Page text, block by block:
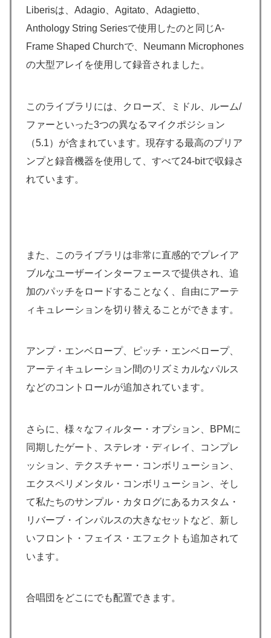
Liberisは、Adagio、Agitato、Adagietto、
Anthology String Seriesで使用したのと同じA-
Frame Shaped Churchで、Neumann Microphones
の大型アレイを使用して録音されました。
このライブラリには、クローズ、ミドル、ルーム/
ファーといった3つの異なるマイクポジション
（5.1）が含まれています。現存する最高のプリア
ンプと録音機器を使用して、すべて24-bitで収録さ
れています。
また、このライブラリは非常に直感的でプレイア
ブルなユーザーインターフェースで提供され、追
加のパッチをロードすることなく、自由にアーテ
ィキュレーションを切り替えることができます。
アンプ・エンベロープ、ピッチ・エンベロープ、
アーティキュレーション間のリズミカルなパルス
などのコントロールが追加されています。
さらに、様々なフィルター・オプション、BPMに
同期したゲート、ステレオ・ディレイ、コンプレ
ッション、テクスチャー・コンボリューション、
エクスペリメンタル・コンボリューション、そし
て私たちのサンプル・カタログにあるカスタム・
リバーブ・インパルスの大きなセットなど、新し
いフロント・フェイス・エフェクトも追加されて
います。
合唱団をどこにでも配置できます。